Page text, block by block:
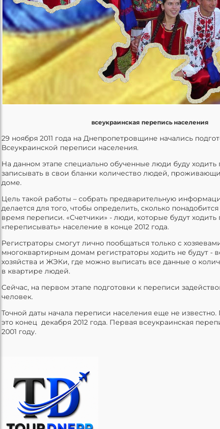
всеукраинская перепись населения
29 ноября 2011 года на Днепропетровщине начались
Всеукраинской переписи населения.
На данном этапе специально обученные люди буду
записывать в свои бланки количество людей,
доме.
Цель такой работы – собрать предварительную
делается для того, чтобы определить, сколько понадобится
время переписи. «Счетчики» - люди, которые будут
«переписывать» население в конце 2012 года.
Регистраторы смогут лично пообщаться только с
многоквартирным домам регистраторы ходить не будут -
хозяйства и ЖЭКи, где можно выписать все данные о
в квартире людей.
Сейчас, на первом этапе подготовки к переписи
человек.
Точной даты начала переписи населения еще не
это конец декабря 2012 года. Первая всеукраинская
2001 году.